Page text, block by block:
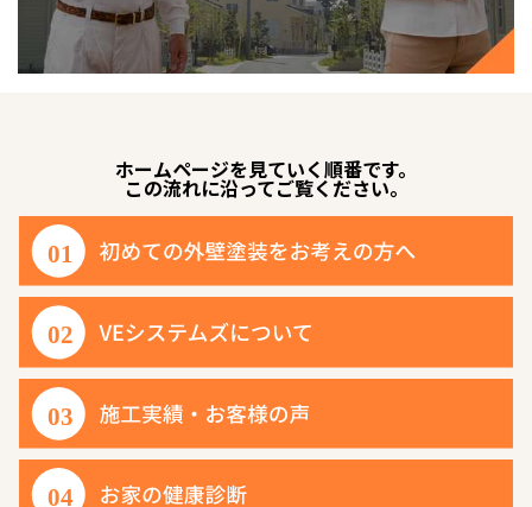
ホームページを見ていく順番です。
この流れに沿ってご覧ください。